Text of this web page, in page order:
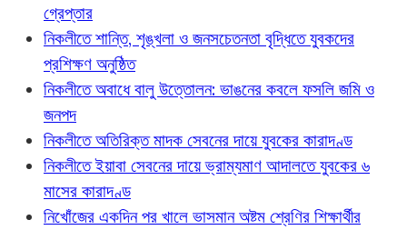
গ্রেপ্তার
নিকলীতে শান্তি, শৃঙ্খলা ও জনসচেতনতা বৃদ্ধিতে যুবকদের
প্রশিক্ষণ অনুষ্ঠিত
নিকলীতে অবাধে বালু উত্তোলন: ভাঙনের কবলে ফসলি জমি ও
জনপদ
নিকলীতে অতিরিক্ত মাদক সেবনের দায়ে যুবকের কারাদণ্ড
নিকলীতে ইয়াবা সেবনের দায়ে ভ্রাম্যমাণ আদালতে যুবকের ৬
মাসের কারাদণ্ড
নিখোঁজের একদিন পর খালে ভাসমান অষ্টম শ্রেণির শিক্ষার্থীর